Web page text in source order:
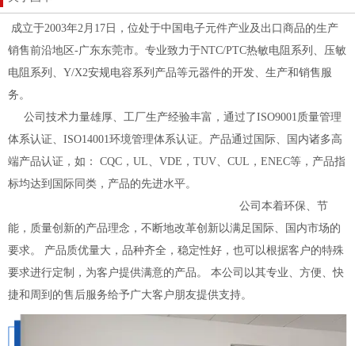
成立于2003年2月17日，位处于中国电子元件产业及出口商品的生产
销售前沿地区-广东东莞市。专业致力于NTC/PTC热敏电阻系列、压敏
电阻系列、Y/X2安规电容系列产品等元器件的开发、生产和销售服
务。
公司技术力量雄厚、工厂生产经验丰富，通过了ISO9001质量管理
体系认证、ISO14001环境管理体系认证。产品通过国际、国内诸多高
端产品认证，如： CQC，UL、VDE，TUV、CUL，ENEC等，产品指
标均达到国际同类，产品的先进水平。
公司本着环保、节
能，质量创新的产品理念，不断地改革创新以满足国际、国内市场的
要求。 产品质优量大，品种齐全，稳定性好，也可以根据客户的特殊
要求进行定制，为客户提供满意的产品。 本公司以其专业、方便、快
捷和周到的售后服务给予广大客户朋友提供支持。